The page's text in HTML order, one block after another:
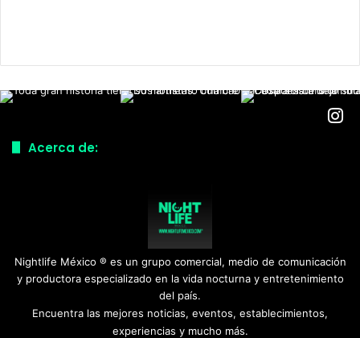
Acerca de:
Nightlife México ® es un grupo comercial, medio de comunicación
y productora especializado en la vida nocturna y entretenimiento
del país.
Encuentra las mejores noticias, eventos, establecimientos,
experiencias y mucho más.